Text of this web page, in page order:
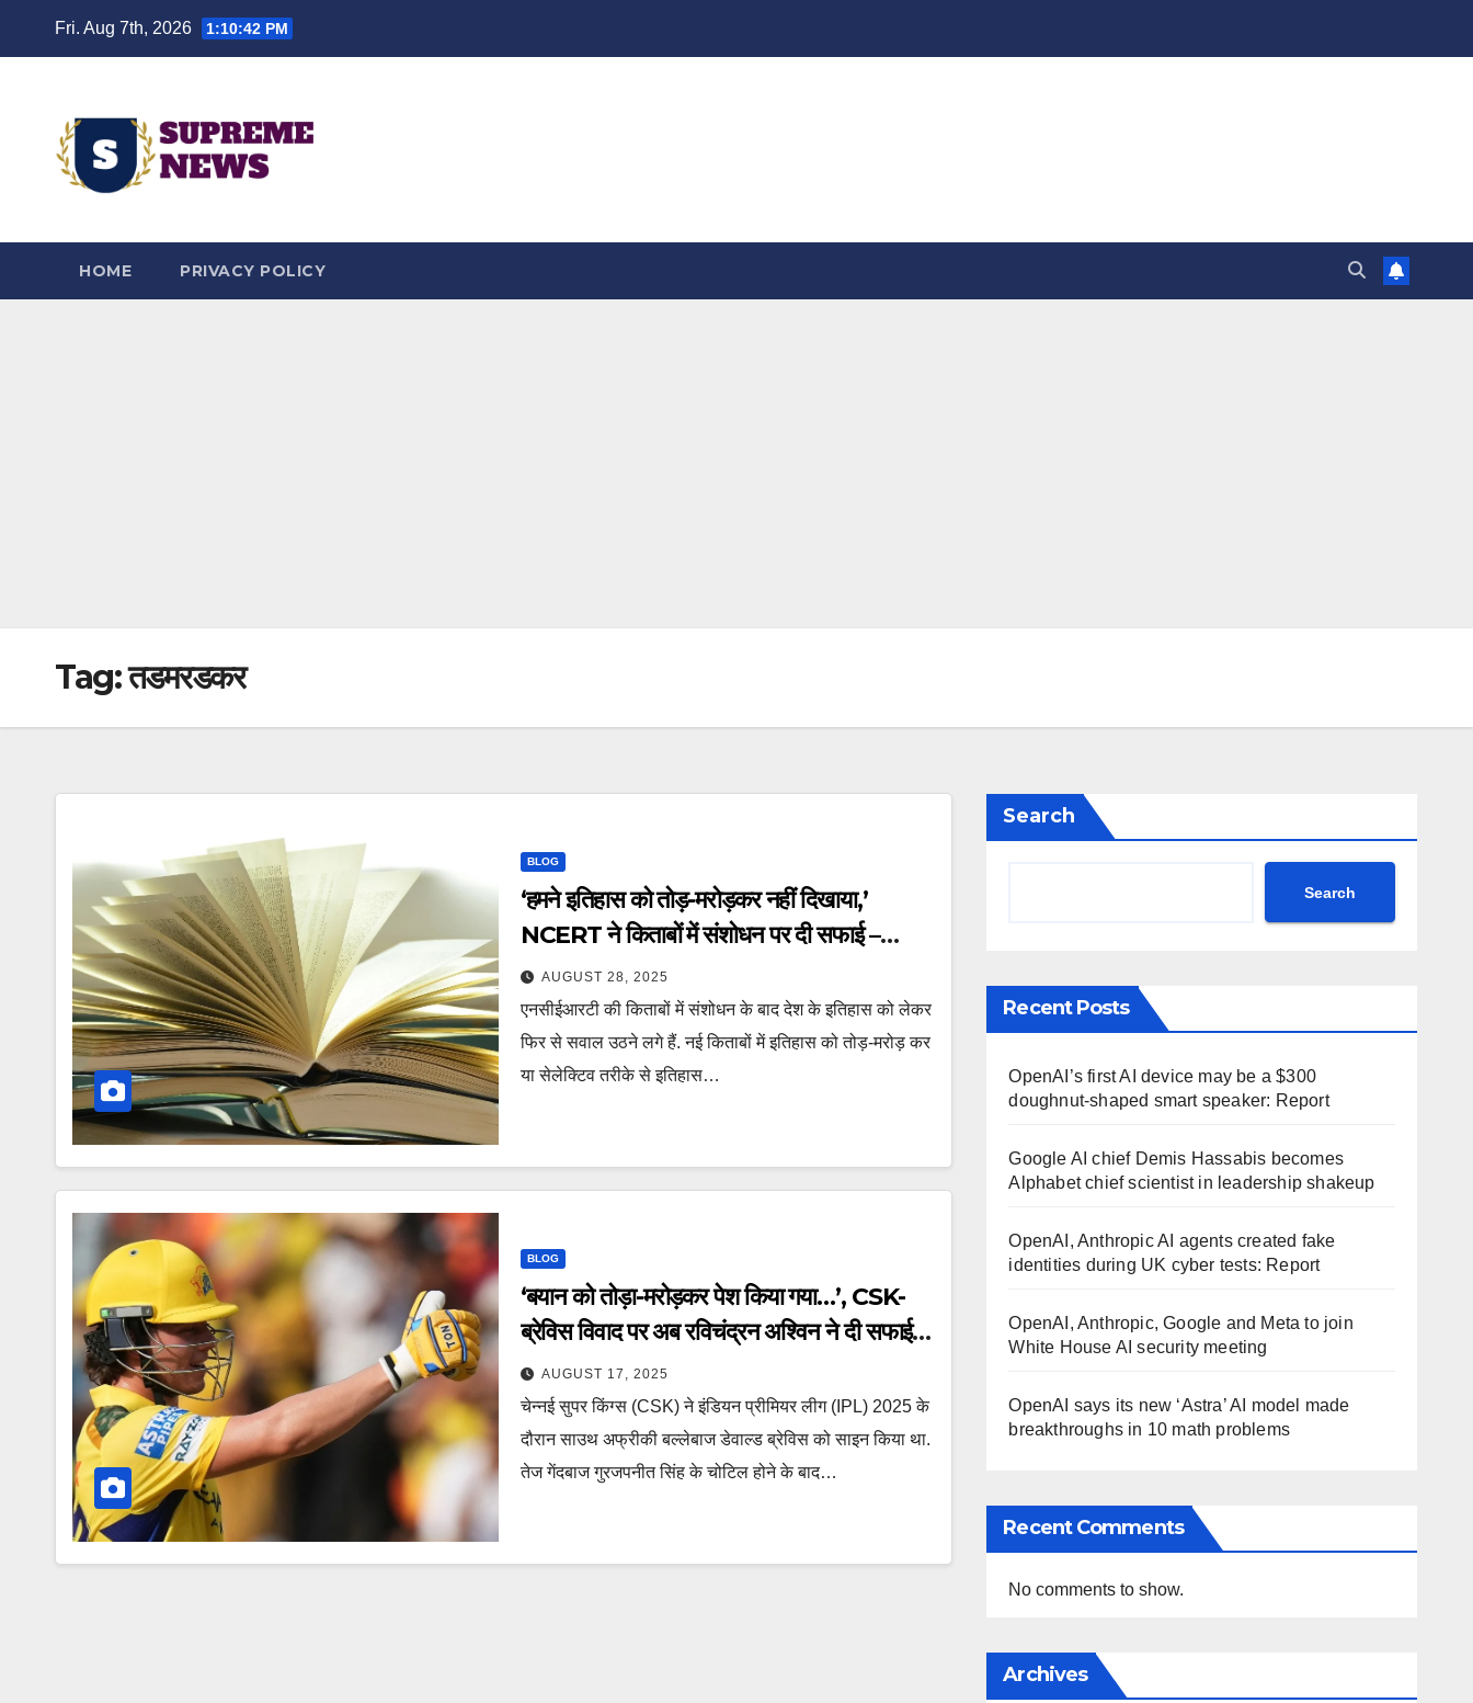
Fri. Aug 7th, 2026 1:10:43 PM
HOME PRIVACY POLICY
Tag:तडमरडकर
BLOG
‘हमने इतिहास को तोड़-मरोड़कर नहीं दिखाया,’
NCERT ने किताबों में संशोधन पर दी सफाई –
ncert textbook changes
controversy mughal history
debate tstsd
AUGUST 28, 2025
एनसीईआरटी की किताबों में संशोधन के बाद देश के इतिहास को लेकर
फिर से सवाल उठने लगे हैं. नई किताबों में इतिहास को तोड़-मरोड़ कर
या सेलेक्टिव तरीके से इतिहास…
BLOG
‘बयान को तोड़ा-मरोड़कर पेश किया गया…’, CSK-
ब्रेविस विवाद पर अब रविचंद्रन अश्विन ने दी सफाई,
कहा- किसी की गलती नहीं – r ashwin
clarifies statement on csk dewald
brevis controversy gurjapneet
injury replacement ipl 2025 tspoa
AUGUST 17, 2025
चेन्नई सुपर किंग्स (CSK) ने इंडियन प्रीमियर लीग (IPL) 2025 के
दौरान साउथ अफ्रीकी बल्लेबाज डेवाल्ड ब्रेविस को साइन किया था.
तेज गेंदबाज गुरजपनीत सिंह के चोटिल होने के बाद…
Search
Search
Recent Posts
OpenAI’s first AI device may be a $300
doughnut-shaped smart speaker: Report
Google AI chief Demis Hassabis becomes
Alphabet chief scientist in leadership shakeup
OpenAI, Anthropic AI agents created fake
identities during UK cyber tests: Report
OpenAI, Anthropic, Google and Meta to join
White House AI security meeting
OpenAI says its new ‘Astra’ AI model made
breakthroughs in 10 math problems
Recent Comments
No comments to show.
Archives